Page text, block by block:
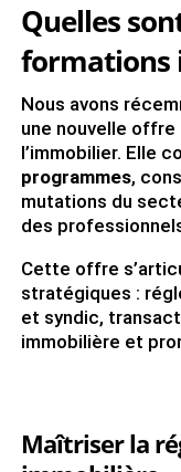
Quelles
formations
Nous avons
une nouvelle
l’immobilier. Elle
programmes,
mutations du
des
Cette offre
stratégiques :
et syndic,
immobilière et
Maîtriser la